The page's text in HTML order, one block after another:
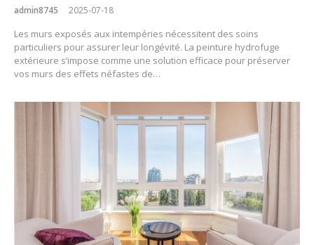
admin8745 2025-07-18
Les murs exposés aux intempéries nécessitent des soins
particuliers pour assurer leur longévité. La peinture hydrofuge
extérieure s’impose comme une solution efficace pour préserver
vos murs des effets néfastes de…